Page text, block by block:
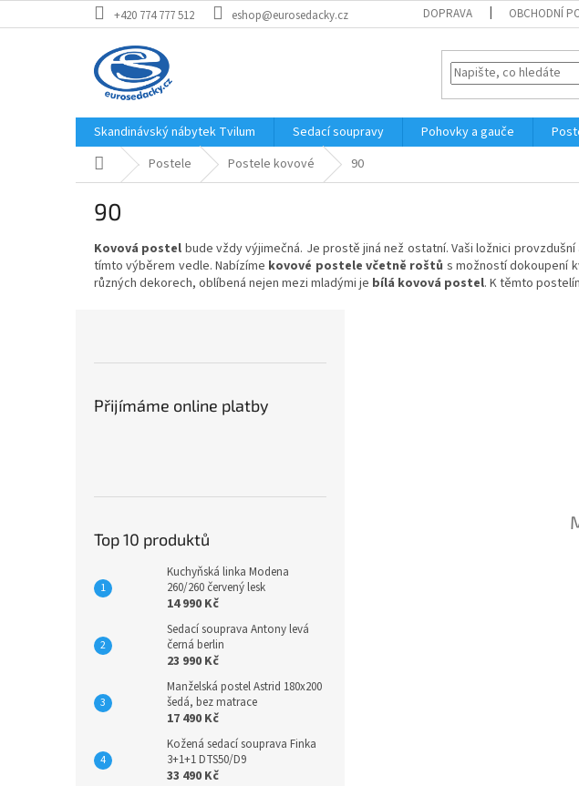
na
+420 774 777 512 eshop@eurosedacky.cz DOPRAVA OBCHODNÍ
Skandinávský nábytek Tvilum Sedací soupravy Pohovky a gauče
Domů Postele Postele kovové 90
90
Kovová postel bude vždy výjimečná. Je prostě jiná než ostatní. Vaši ložnici
tímto výběrem vedle. Nabízíme kovové postele včetně roštů s možností dokoupení k
různých dekorech, oblíbená nejen mezi mladými je bílá kovová postel. K těmto
Přijímáme online platby
Top 10 produktů
Kuchyňská linka Modena
260/260 červený lesk
14 990 Kč
Sedací souprava Antony levá
černá berlin
23 990 Kč
Manželská postel Astrid 180x200
šedá, bez matrace
17 490 Kč
Kožená sedací souprava Finka
3+1+1 DTS50/D9
33 490 Kč